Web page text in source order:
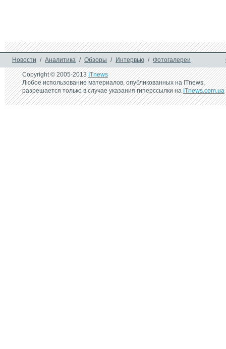
Новости / Аналитика / Обзоры / Интервью / Фотогалереи
Copyright © 2005-2013ITnews
Любое использование материалов, опубликованных на ITnews,
разрешается только в случае указания гиперссылки наITnews.com.ua